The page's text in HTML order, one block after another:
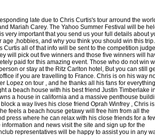
late due to Chris Curtis's tour arround the
Mariah Carey. The Yahoo Summer Festival will be
very important that you send us your full details about
age ,hobbies, and why you think you should win this
Curtis all of that info will be sent to the competition
will pick out five winners and those five winners will
paid for this amazing event. Those who do not win
or stay at the Ritz Carlton hotel, But you can still
if you are travelling to France. Chris is on his way
Lopez on tour , and he thanks all his fans for
a beach house with his best friend Justin Timberlake
a house in california and a massive penthouse
a way lives his close friend Oprah Winfrey , Chris
feels a beach house getawy will free him from all the
press where he can relax with his close friends for a
information and news visit the site and sign up for the
representatives will be happy to assist you in any